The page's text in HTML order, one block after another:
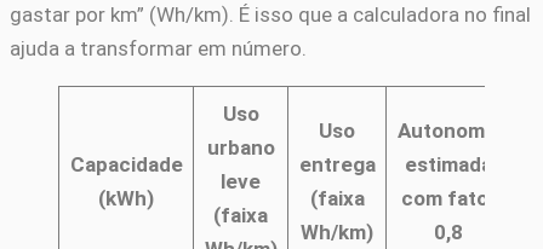
gastar por km” (Wh/km). É isso que a calculadora no final
ajuda a transformar em número.
Capacidade
(kWh)
Uso
urbano
leve
(faixa
Uso
entrega
(faixa
Wh/km)
Autonomia
estimada
com fator
0,8